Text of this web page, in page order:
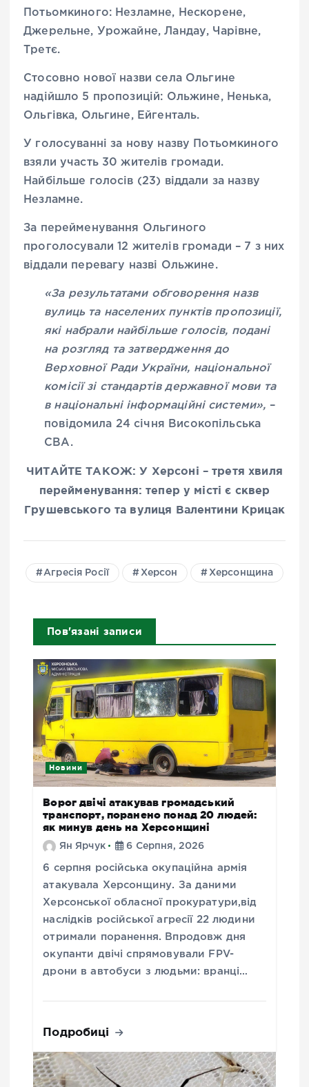
Потьомкиного: Незламне, Нескорене,
Джерельне, Урожайне, Ландау, Чарівне,
Третє.
Стосовно нової назви села Ольгине
надійшло 5 пропозицій: Ольжине, Ненька,
Ольгівка, Ольгине, Ейгенталь.
У голосуванні за нову назву Потьомкиного
взяли участь 30 жителів громади.
Найбільше голосів (23) віддали за назву
Незламне.
За перейменування Ольгиного
проголосували 12 жителів громади – 7 з них
віддали перевагу назві Ольжине.
«За результатами обговорення назв
вулиць та населених пунктів пропозиції,
які набрали найбільше голосів, подані
на розгляд та затвердження до
Верховної Ради України, національної
комісії зі стандартів державної мови та
в національні інформаційні системи», –
повідомила 24 січня Високопільська
СВА.
ЧИТАЙТЕ ТАКОЖ: У Херсоні – третя хвиля
перейменування: тепер у місті є сквер
Грушевського та вулиця Валентини Крицак
Агресія Росії Херсон Херсонщина
Пов'язані записи
Новини
Ворог двічі атакував громадський
транспорт, поранено понад 20 людей:
як минув день на Херсонщині
Ян Ярчук 6 Серпня, 2026
6 серпня російська окупаційна армія
атакувала Херсонщину. За даними
Херсонської обласної прокуратури,від
наслідків російської агресії 22 людини
отримали поранення. Впродовж дня
окупанти двічі спрямовували FPV-
дрони в автобуси з людьми: вранці…
Подробиці